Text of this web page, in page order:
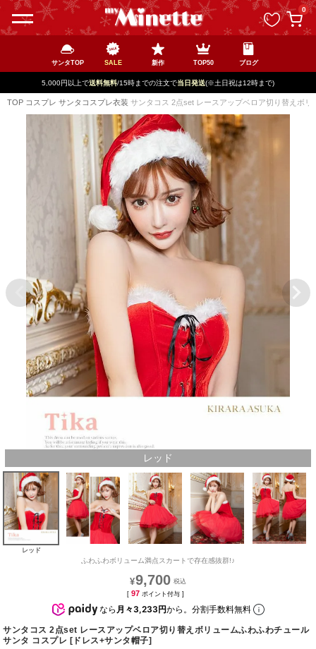
0
サンタTOP SALE 新作 TOP50 ブログ
5,000円以上で送料無料/15時までの注文で当日発送(※土日祝は12時まで)
TOP コスプレ サンタコスプレ衣装 サンタコス 2点set レースアップベロア切り替えボ
レッド
レッド
ふわふわボリューム満点スカートで存在感抜群!♪
¥9,700
[ 97 ポイント付与 ]
なら 月々3,233円から。分割手数料無料
サンタコス 2点set レースアップベロア切り替えボリュームふわふわチュール
サンタ コスプレ [ドレス+サンタ帽子]
ペー
ジト
ップ